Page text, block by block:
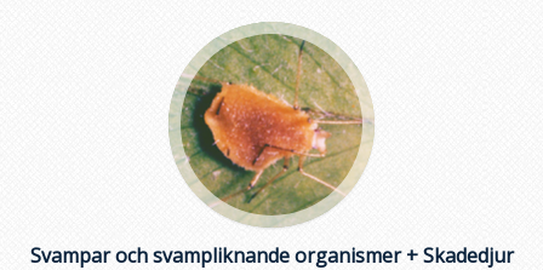
Svampar och svampliknande organismer + Skadedjur